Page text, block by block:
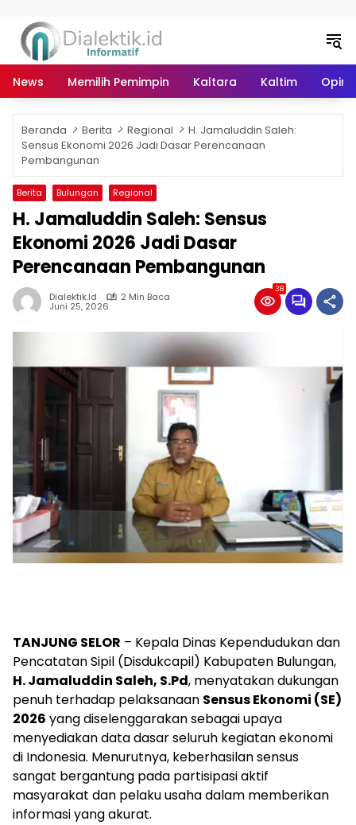
News Memilih Pemimpin Kaltara Kaltim Opini
Beranda Berita Regional
H. Jamaluddin Saleh:
Sensus Ekonomi 2026 Jadi Dasar Perencanaan
Pembangunan
Berita Bulungan Regional
H. Jamaluddin Saleh: Sensus
Ekonomi 2026 Jadi Dasar
Perencanaan Pembangunan
Dialektik.id 2 Min Baca
Juni 25, 2026
38
TANJUNG SELOR – Kepala Dinas Kependudukan dan
Pencatatan Sipil (Disdukcapil) Kabupaten Bulungan,
H. Jamaluddin Saleh, S.Pd, menyatakan dukungan
penuh terhadap pelaksanaan Sensus Ekonomi (SE)
2026 yang diselenggarakan sebagai upaya
menyediakan data dasar seluruh kegiatan ekonomi
di Indonesia. Menurutnya, keberhasilan sensus
sangat bergantung pada partisipasi aktif
masyarakat dan pelaku usaha dalam memberikan
informasi yang akurat.